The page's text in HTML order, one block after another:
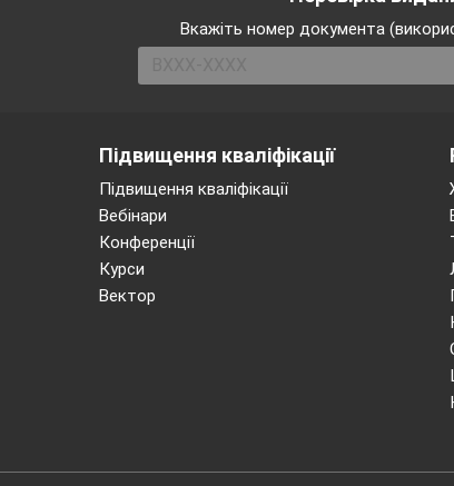
Вкажіть номер документа
Підвищення кваліфікації
Підвищення кваліфікації
Вебінари
Конференції
Курси
Вектор